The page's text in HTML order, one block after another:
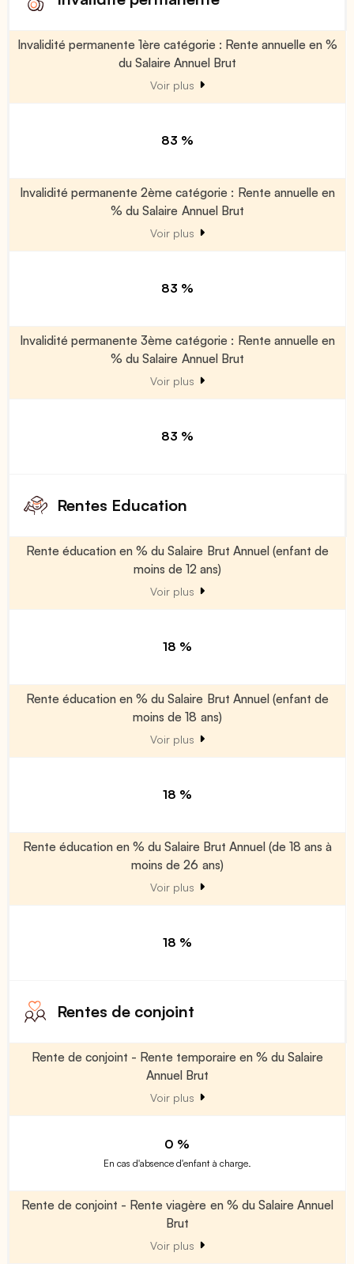
Invalidité permanente 1ère catégorie : Rente annuelle en %
du Salaire Annuel Brut
Voir plus
83 %
Invalidité permanente 2ème catégorie : Rente annuelle en
% du Salaire Annuel Brut
Voir plus
83 %
Invalidité permanente 3ème catégorie : Rente annuelle en
% du Salaire Annuel Brut
Voir plus
83 %
Rentes Education
Rente éducation en % du Salaire Brut Annuel (enfant de
moins de 12 ans)
Voir plus
18 %
Rente éducation en % du Salaire Brut Annuel (enfant de
moins de 18 ans)
Voir plus
18 %
Rente éducation en % du Salaire Brut Annuel (de 18 ans à
moins de 26 ans)
Voir plus
18 %
Rentes de conjoint
Rente de conjoint - Rente temporaire en % du Salaire
Annuel Brut
Voir plus
0 %
En cas d'absence d'enfant à charge.
Rente de conjoint - Rente viagère en % du Salaire Annuel
Brut
Voir plus